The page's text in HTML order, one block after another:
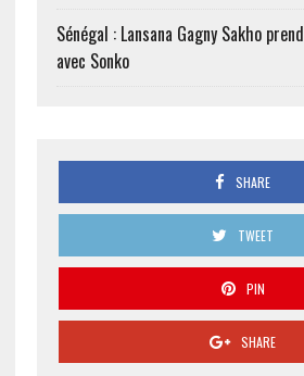
Sénégal : Lansana Gagny Sakho
avec Sonko
SHARE
TWEET
PIN
SHARE